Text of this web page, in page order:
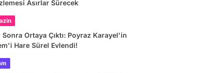
Asırlar Sürecek
Sonra Ortaya Çıktı: Poyraz Karayel'in
Hare Sürel Evlendi!